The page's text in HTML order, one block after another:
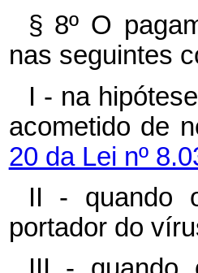
§ 8º O
nas seguintes
I - na
acometido de
20 da Lei nº
II - quando
portador do